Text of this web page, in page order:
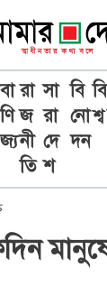
বা
ণি
জ্য
রা
জ
নী
তি
সা
রা
দে
শ
বি
নো
দন
বি
শ্ব